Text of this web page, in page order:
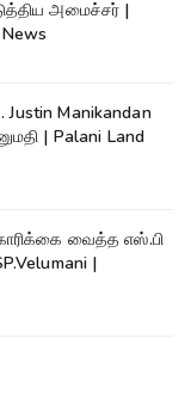
அமைச்சர் |
Justin Manikandan
| Palani Land
வைத்த எஸ்.பி